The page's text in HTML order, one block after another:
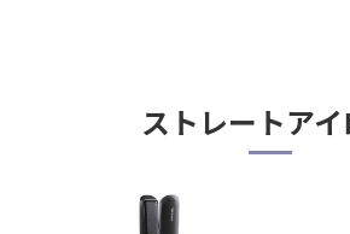
ヘアードライヤー ナノケア
ヘア
ストレートア